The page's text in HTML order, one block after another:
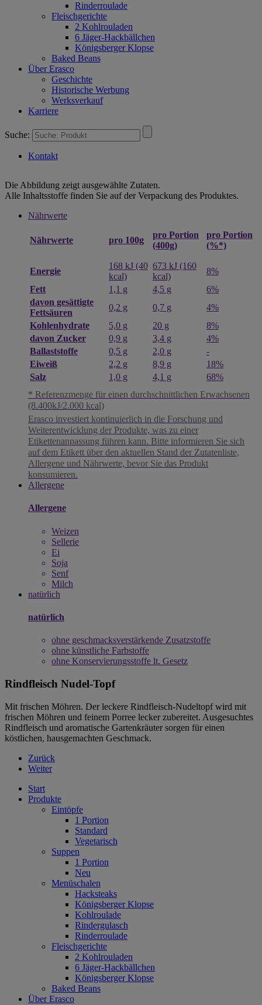
Rinderroulade
Fleischgerichte
2 Kohlrouladen
6 Jäger-Hackbällchen
Königsberger Klopse
Baked Beans
Über Erasco
Geschichte
Historische Werbung
Werksverkauf
Karriere
Suche:
Kontakt
Die Abbildung zeigt ausgewählte Zutaten.
Alle Inhaltsstoffe finden Sie auf der Verpackung des Produktes.
Nährwerte
Nährwerte pro 100g
pro Portion
(400g)
pro Portion
(%*)
Energie
168 kJ (40
kcal)
673 kJ (160
kcal)
8%
Fett
1,1 g 4,5 g
6%
davon gesättigte
Fettsäuren
0,2 g 0,7 g
4%
Kohlenhydrate
5,0 g 20 g
8%
davon Zucker
0,9 g 3,4 g
4%
Ballaststoffe
0,5 g 2,0 g
-
Eiweiß
2,2 g 8,9 g
18%
Salz
1,0 g 4,1 g
68%
* Referenzmenge für einen durchschnittlichen Erwachsenen
(8.400kJ/2.000 kcal)
Erasco investiert kontinuierlich in die Forschung und
Weiterentwicklung der Produkte, was zu einer
Etikettenanpassung führen kann. Bitte informieren Sie sich
auf dem Etikett über den aktuellen Stand der Zutatenliste,
Allergene und Nährwerte, bevor Sie das Produkt
konsumieren.
Allergene
Allergene
Weizen
Sellerie
Ei
Soja
Senf
Milch
natürlich
natürlich
ohne geschmacksverstärkende Zusatzstoffe
ohne künstliche Farbstoffe
ohne Konservierungsstoffe lt. Gesetz
Rindfleisch Nudel-Topf
Mit frischen Möhren. Der leckere Rindfleisch-Nudeltopf wird mit
frischen Möhren und feinem Porree lecker zubereitet. Ausgesuchtes
Rindfleisch und aromatische Gartenkräuter sorgen für einen
köstlichen, hausgemachten Geschmack.
Zurück
Weiter
Start
Produkte
Eintöpfe
1 Portion
Standard
Vegetarisch
Suppen
1 Portion
Neu
Menüschalen
Hacksteaks
Königsberger Klopse
Kohlroulade
Rindergulasch
Rinderroulade
Fleischgerichte
2 Kohlrouladen
6 Jäger-Hackbällchen
Königsberger Klopse
Baked Beans
Über Erasco